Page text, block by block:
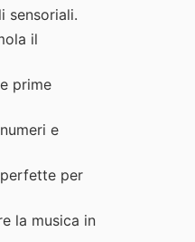
sensoriali.
il
prime
e
per
la musica in